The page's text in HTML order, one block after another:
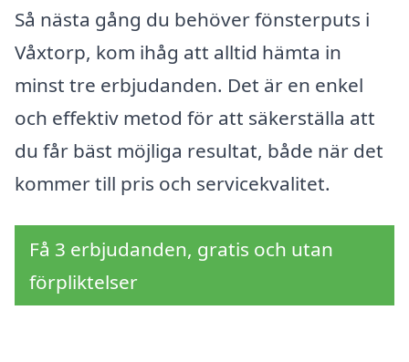
Så nästa gång du behöver fönsterputs i
Våxtorp, kom ihåg att alltid hämta in
minst tre erbjudanden. Det är en enkel
och effektiv metod för att säkerställa att
du får bäst möjliga resultat, både när det
kommer till pris och servicekvalitet.
Få 3 erbjudanden, gratis och utan
förpliktelser